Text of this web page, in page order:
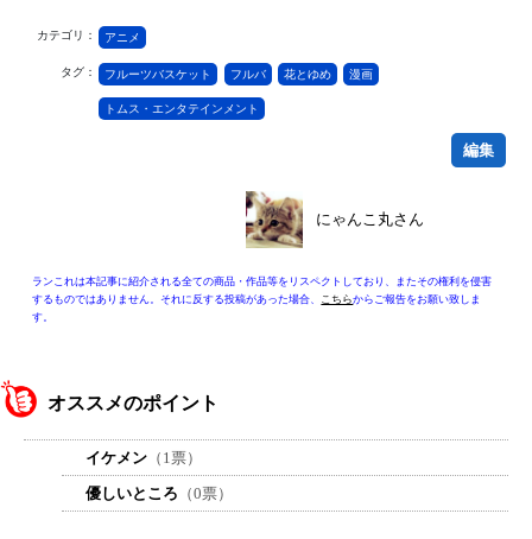
カテゴリ： アニメ
タグ： フルーツバスケット フルバ 花とゆめ 漫画
トムス・エンタテインメント
編集
にゃんこ丸さん
ランこれは本記事に紹介される全ての商品・作品等をリスペクトしており、またその権利を侵害
するものではありません。それに反する投稿があった場合、 こちらからご報告をお願い致しま
す。
オススメのポイント
イケメン （1票）
優しいところ （0票）